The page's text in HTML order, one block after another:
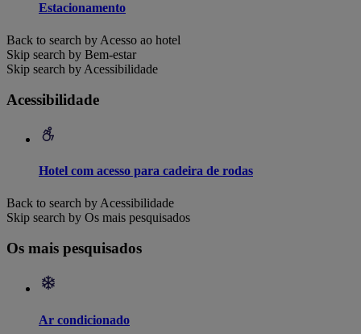
Estacionamento
Back to search by Acesso ao hotel
Skip search by Bem-estar
Skip search by Acessibilidade
Acessibilidade
Hotel com acesso para cadeira de rodas
Back to search by Acessibilidade
Skip search by Os mais pesquisados
Os mais pesquisados
Ar condicionado